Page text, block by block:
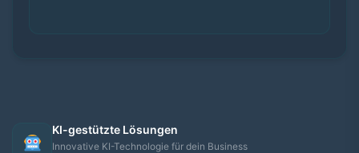
KI-gestützte Lösungen
Innovative KI-Technologie für dein Business